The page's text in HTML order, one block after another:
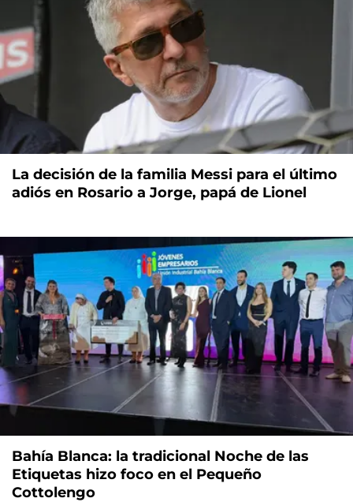
La decisión de la familia Messi para el último
adiós en Rosario a Jorge, papá de Lionel
Bahía Blanca: la tradicional Noche de las
Etiquetas hizo foco en el Pequeño
Cottolengo